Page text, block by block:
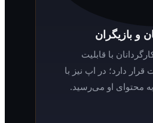
قابلیت
اپ نیز با
می‌رسید.